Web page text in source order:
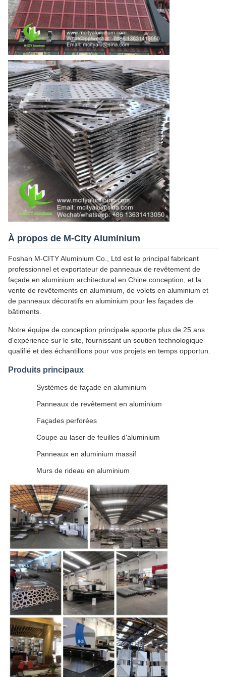
À propos de M-City Aluminium
Foshan M-CITY Aluminium Co., Ltd est le principal fabricant
professionnel et exportateur de panneaux de revêtement de
façade en aluminium architectural en Chine.conception, et la
vente de revêtements en aluminium, de volets en aluminium et
de panneaux décoratifs en aluminium pour les façades de
bâtiments.
Notre équipe de conception principale apporte plus de 25 ans
d'expérience sur le site, fournissant un soutien technologique
qualifié et des échantillons pour vos projets en temps opportun.
Produits principaux
Systèmes de façade en aluminium
Panneaux de revêtement en aluminium
Façades perforées
Coupe au laser de feuilles d'aluminium
Panneaux en aluminium massif
Murs de rideau en aluminium